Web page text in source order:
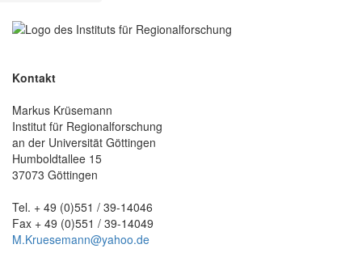
Kontakt
Markus Krüsemann
Institut für Regionalforschung
an der Universität Göttingen
Humboldtallee 15
37073 Göttingen
Tel. + 49 (0)551 / 39-14046
Fax + 49 (0)551 / 39-14049
M.Kruesemann@yahoo.de